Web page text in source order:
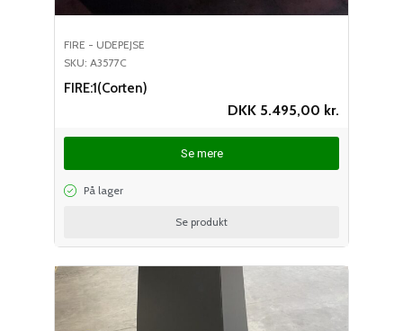
FIRE - UDEPEJSE
SKU: A3577C
FIRE:1(Corten)
DKK 5.495,00 kr.
Se mere
På lager
Se produkt